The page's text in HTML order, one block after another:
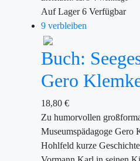
Auf Lager6 Verfügbar
9 verbleiben
Buch:
Gero
18,80 €
Zu humorvollen
Museumspädagoge Gero
Hohlfeld kurze